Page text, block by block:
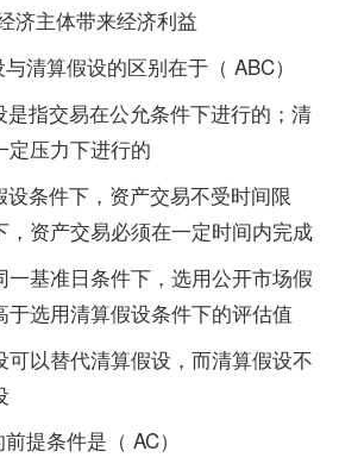
济主体带来经济利益
算假设的区别在于（ ABC）
指交易在公允条件下进行的；清
定压力下进行的
条件下，资产交易不受时间限
，资产交易必须在一定时间内完成
基准日条件下，选用公开市场假
选用清算假设条件下的评估值
以替代清算假设，而清算假设不
条件是（ AC）